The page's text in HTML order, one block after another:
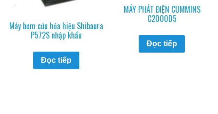
Máy bơm cứu hỏa hiệu Shibaura
P572S nhập khẩu
Đọc tiếp
MÁY PHÁT ĐIỆN CUMMINS
C2000D5
Đọc tiếp